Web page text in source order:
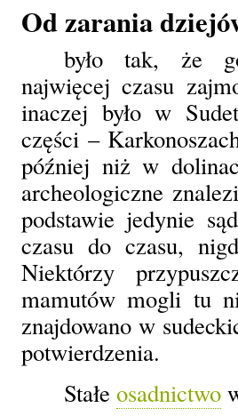
Od zarania
było tak, że
najwięcej czasu
inaczej było w
części –
później niż w
archeologiczne
podstawie jedynie
czasu do czasu,
Niektórzy
mamutów mogli tu
znajdowano w
potwierdzenia.
Stałe osadnictwo